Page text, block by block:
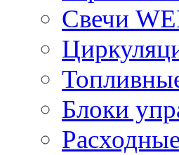
Свечи
Блоки